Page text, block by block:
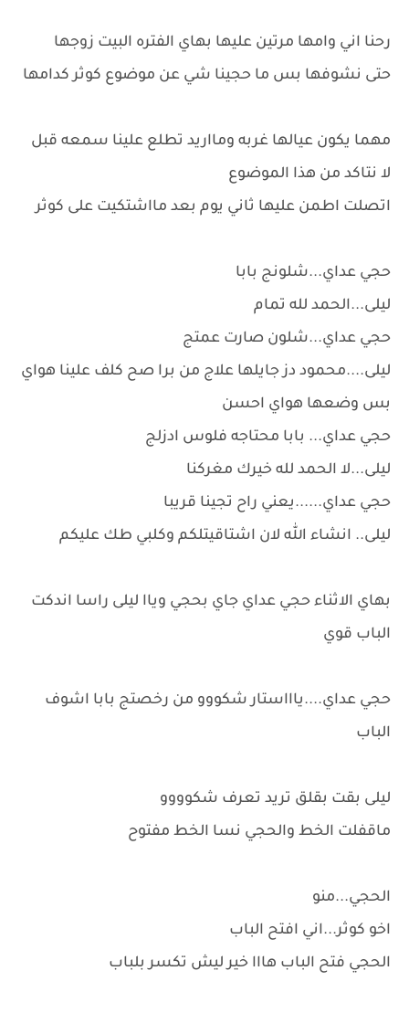
رحنا اني وامها مرتين عليها بهاي الفتره البيت زوجها
حتى نشوفها بس ما حجينا شي عن موضوع كوثر كدامها
مهما يكون عيالها غربه ومااريد تطلع علينا سمعه قبل
لا نتاكد من هذا الموضوع
اتصلت اطمن عليها ثاني يوم بعد مااشتكيت على كوثر
حجي عداي...شلونج بابا
ليلى...الحمد لله تمام
حجي عداي...شلون صارت عمتج
ليلى....محمود دز جايلها علاج من برا صح كلف علينا هواي
بس وضعها هواي احسن
حجي عداي... بابا محتاجه فلوس ادزلج
ليلى...لا الحمد لله خيرك مغركنا
حجي عداي......يعني راح تجينا قريبا
ليلى.. انشاء الله لان اشتاقيتلكم وكلبي طك عليكم
بهاي الاثناء حجي عداي جاي بحجي وياا ليلى راسا اندكت
الباب قوي
حجي عداي....ياااستار شكووو من رخصتج بابا اشوف
الباب
ليلى بقت بقلق تريد تعرف شكوووو
ماقفلت الخط والحجي نسا الخط مفتوح
الحجي...منو
اخو كوثر...اني افتح الباب
الحجي فتح الباب هااا خير ليش تكسر بلباب